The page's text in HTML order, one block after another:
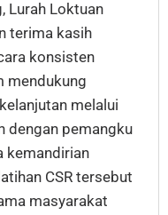
Lurah Loktuan
terima kasih
konsisten
mendukung
melalui
dengan pemangku
kemandirian
CSR tersebut
masyarakat